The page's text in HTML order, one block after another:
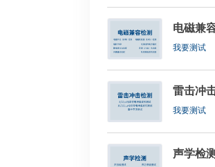
电磁兼
我要测试
雷击冲
我要测试
声学检